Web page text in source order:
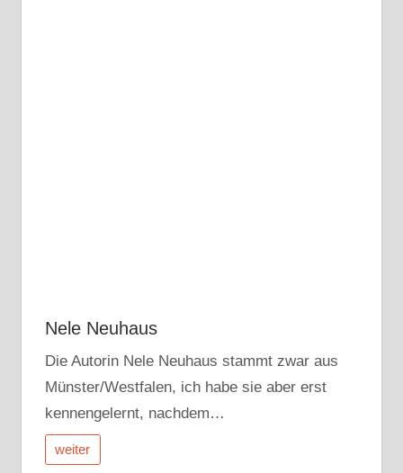
Nele Neuhaus
Die Autorin Nele Neuhaus stammt zwar aus
Münster/Westfalen, ich habe sie aber erst
kennengelernt, nachdem…
weiter